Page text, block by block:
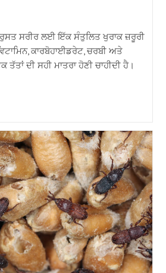
ਸਰੀਰ ਲਈ ਇੱਕ ਸੰਤੁਲਿਤ ਖੁਰਾਕ ਜ਼ਰੂਰੀ
ਕਾਰਬੋਹਾਈਡਰੇਟ, ਚਰਬੀ ਅਤੇ
ਦੀ ਸਹੀ ਮਾਤਰਾ ਹੋਣੀ ਚਾਹੀਦੀ ਹੈ।